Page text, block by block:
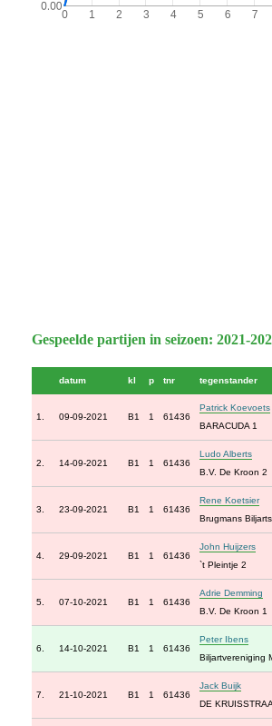
Gespeelde partijen in seizoen: 2021-
datum kl p tnr tegenstander
1. 09-09-2021 B1 1 61436
Patrick Koevoets
BARACUDA 1
2. 14-09-2021 B1 1 61436
Ludo Alberts
B.V. De Kroon 2
3. 23-09-2021 B1 1 61436
Rene Koetsier
Brugmans
4. 29-09-2021 B1 1 61436
John Huijzers
`t Pleintje 2
5. 07-10-2021 B1 1 61436
Adrie Demming
B.V. De Kroon 1
6. 14-10-2021 B1 1 61436
Peter Ibens
Biljartvereniging
7. 21-10-2021 B1 1 61436
Jack Buijk
DE